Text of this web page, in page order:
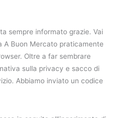
sempre informato grazie. Vai
A Buon Mercato praticamente
Oltre a far sembrare
sulla privacy e sacco di
Abbiamo inviato un codice